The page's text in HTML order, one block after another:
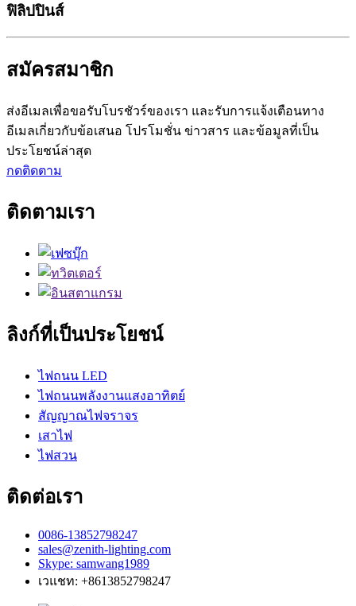
ฟิลิปปินส์
สมัครสมาชิก
ส่งอีเมลเพื่อขอรับโบรชัวร์ของเรา และรับการแจ้งเตือนทาง
อีเมลเกี่ยวกับข้อเสนอ โปรโมชั่น ข่าวสาร และข้อมูลที่เป็น
ประโยชน์ล่าสุด
กดติดตาม
ติดตามเรา
ลิงก์ที่เป็นประโยชน์
ไฟถนน LED
ไฟถนนพลังงานแสงอาทิตย์
สัญญาณไฟจราจร
เสาไฟ
ไฟสวน
ติดต่อเรา
0086-13852798247
sales@zenith-lighting.com
Skype: samwang1989
เวแชท: +8613852798247